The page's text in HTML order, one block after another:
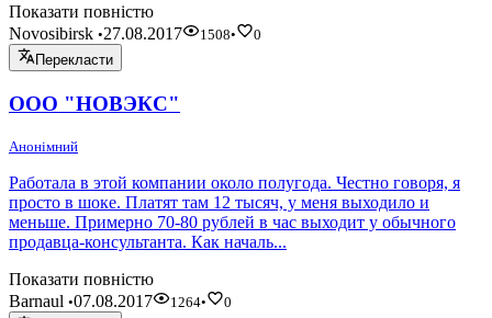
Показати повністю
Novosibirsk •27.08.2017 1508•
0
Перекласти
ООО "НОВЭКС"
Анонімний
Работала в этой компании около полугода. Честно говоря, я
просто в шоке. Платят там 12 тысяч, у меня выходило и
меньше. Примерно 70-80 рублей в час выходит у обычного
продавца-консультанта. Как началь...
Показати повністю
Barnaul •07.08.2017 1264•
0